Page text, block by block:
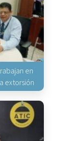
en
extorsión